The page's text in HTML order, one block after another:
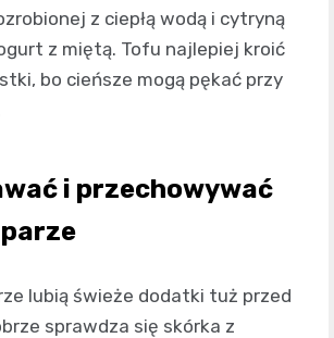
z ciepłą wodą i cytryną
z miętą. Tofu najlepiej kroić
bo cieńsze mogą pękać przy
i przechowywać
lubią świeże dodatki tuż przed
sprawdza się skórka z